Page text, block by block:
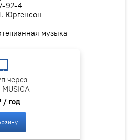
92-4
Юргенсон
музыка
через
/ год